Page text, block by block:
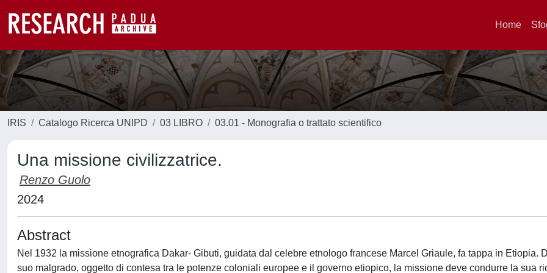
Home
IRIS Catalogo Ricerca UNIPD 03 LIBRO 03.01 - Monografia o trattato scientifico
Una missione civilizzatrice.
Renzo Guolo
2024
Abstract
Nel 1932 la missione etnografica Dakar- Gibuti, guidata dal celebre etnologo francese Marcel Griaule, fa tappa in Etiopia.
suo malgrado, oggetto di contesa tra le potenze coloniali europee e il governo etiopico, la missione deve condurre la sua